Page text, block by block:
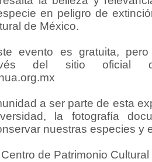
en peligro de
de México.
evento es gratuita,
del sitio oficial
a ser parte de esta
la fotografía
nuestras especies y
de Patrimonio